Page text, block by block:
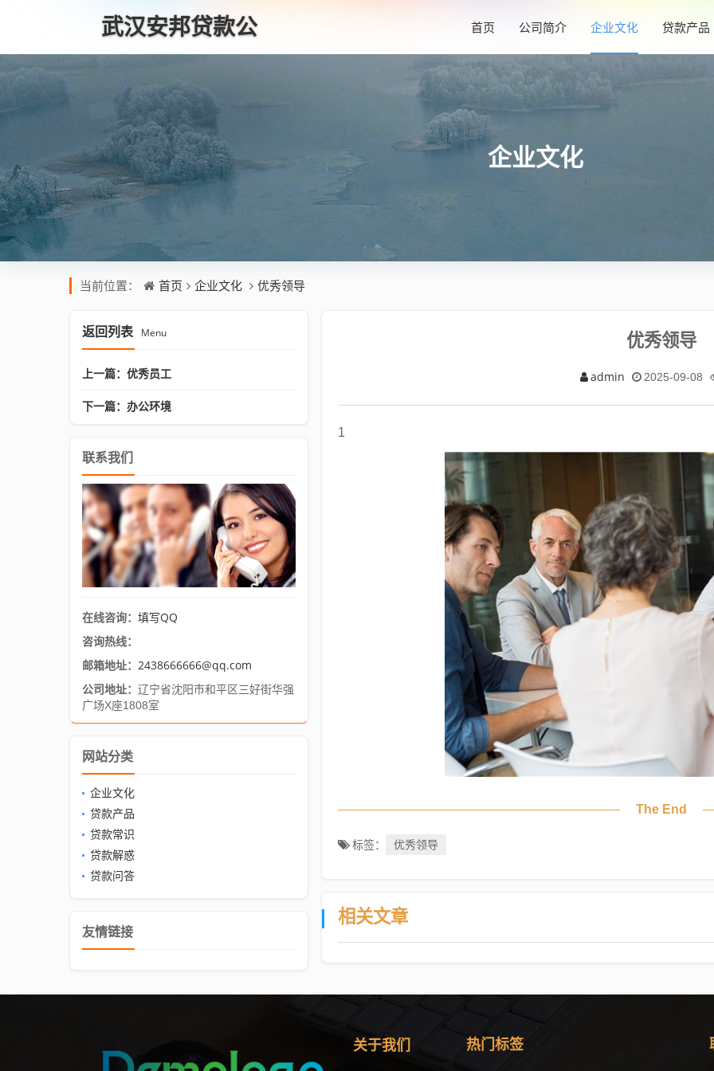
武汉安邦贷款公
首页 公司简介 企业文化 贷款产品
企业文化
当前位置： 首页 企业文化 优秀领导
优秀领导
admin 2025-09-08
1
The End
标签： 优秀领导
相关文章
返回列表 Menu
上一篇：优秀员工
下一篇：办公环境
联系我们
在线咨询： 填写QQ
咨询热线：
邮箱地址： 2438666666@qq.com
公司地址： 辽宁省沈阳市和平区三好街华强
广场X座1808室
网站分类
企业文化
贷款产品
贷款常识
贷款解惑
贷款问答
友情链接
关于我们 热门标签